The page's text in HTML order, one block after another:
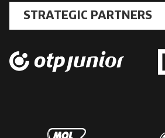
STRATEGIC PARTNERS